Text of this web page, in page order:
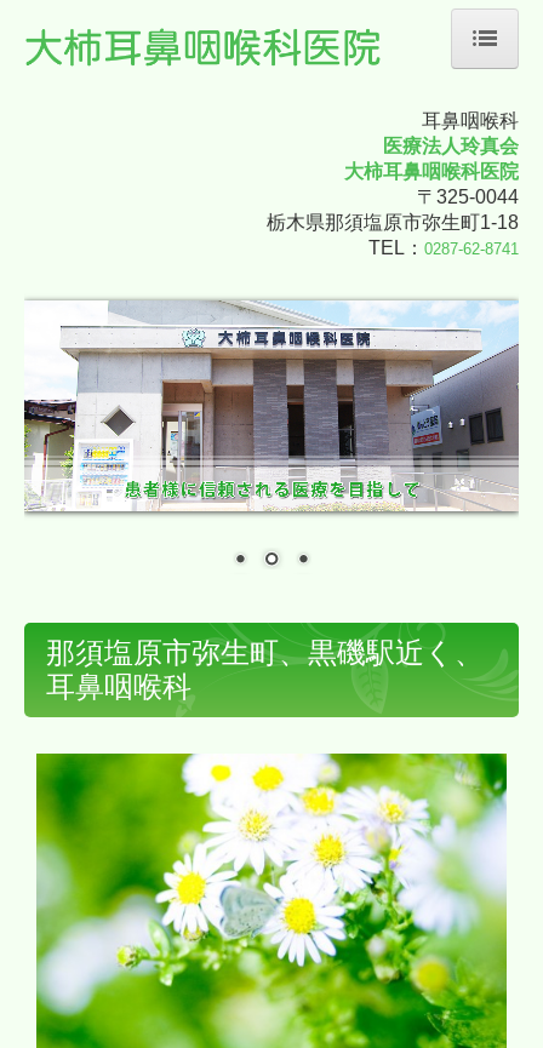
専門外来のご案内
地図・交通案内
個人情報保護方針
耳鼻咽喉科
医療法人玲真会
大柿耳鼻咽喉科医院
〒325-0044
栃木県那須塩原市弥生町1-18
TEL： 0287-62-8741
那須塩原市弥生町、黒磯駅近く、
耳鼻咽喉科